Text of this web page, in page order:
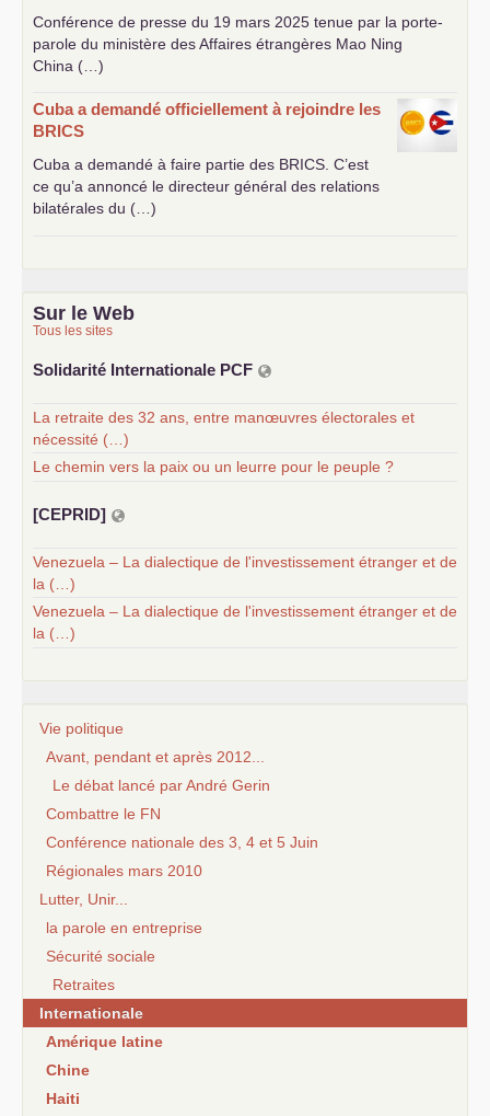
Conférence de presse du 19 mars 2025 tenue par la porte-
parole du ministère des Affaires étrangères Mao Ning
China (…)
Cuba a demandé officiellement à rejoindre les
BRICS
Cuba a demandé à faire partie des BRICS . C’est
ce qu’a annoncé le directeur général des relations
bilatérales du (…)
Sur le Web
Tous les sites
Solidarité Internationale PCF
La retraite des 32 ans, entre manœuvres électorales et
nécessité (…)
Le chemin vers la paix ou un leurre pour le peuple ?
[CEPRID]
Venezuela – La dialectique de l'investissement étranger et de
la (…)
Venezuela – La dialectique de l'investissement étranger et de
la (…)
Vie politique
Avant, pendant et après 2012...
Le débat lancé par André Gerin
Combattre le FN
Conférence nationale des 3, 4 et 5 Juin
Régionales mars 2010
Lutter, Unir...
la parole en entreprise
Sécurité sociale
Retraites
Internationale
Amérique latine
Chine
Haiti